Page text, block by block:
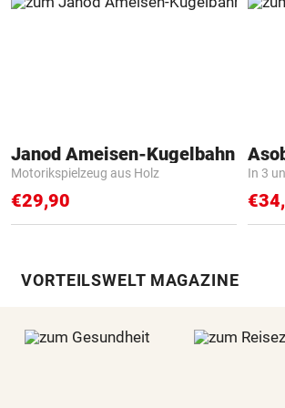
Janod Ameisen-Kugelbahn
Motorikspielzeug aus Holz
€29,90
In 3
VORTEILSWELT MAGAZINE